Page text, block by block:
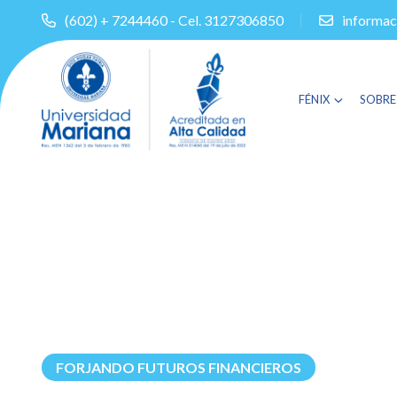
(602) + 7244460 - Cel. 3127306850
FÉNIX
FORJANDO FUTUROS FINANCIEROS